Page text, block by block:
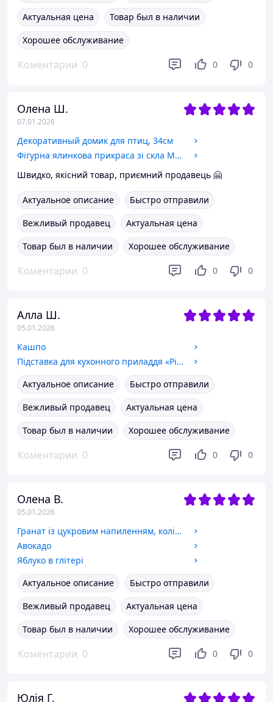
Актуальная цена
Товар был в наличии
Хорошее обслуживание
Коментарии 0 0 0
Олена Ш.
07.01.2026
Декоративный домик для птиц, 34см
Фігурна ялинкова прикраса зі скла Macaron
Швидко, якісний товар, приємний продавець 🤗
Актуальное описание
Быстро отправили
Вежливый продавец
Актуальная цена
Товар был в наличии
Хорошее обслуживание
Коментарии 0 0 0
Алла Ш.
05.01.2026
Кашпо
Підставка для кухонного приладдя «Різдвяна ялинка»
Актуальное описание
Быстро отправили
Вежливый продавец
Актуальная цена
Товар был в наличии
Хорошее обслуживание
Коментарии 0 0 0
Олена В.
05.01.2026
Гранат із цукровим напиленням, колір - рожевий
Авокадо
Яблуко в глітері
Актуальное описание
Быстро отправили
Вежливый продавец
Актуальная цена
Товар был в наличии
Хорошее обслуживание
Коментарии 0 0 0
Юлія Г.